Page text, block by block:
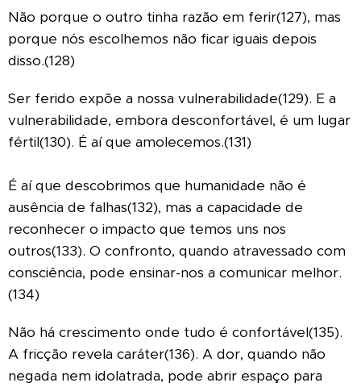
Não porque o outro tinha razão em ferir(127), mas
porque nós escolhemos não ficar iguais depois
disso.(128)
Ser ferido expõe a nossa vulnerabilidade(129). E a
vulnerabilidade, embora desconfortável, é um lugar
fértil(130). É aí que amolecemos.(131)
É aí que descobrimos que humanidade não é
ausência de falhas(132), mas a capacidade de
reconhecer o impacto que temos uns nos
outros(133). O confronto, quando atravessado com
consciência, pode ensinar-nos a comunicar melhor.
(134)
Não há crescimento onde tudo é confortável(135).
A fricção revela caráter(136). A dor, quando não
negada nem idolatrada, pode abrir espaço para